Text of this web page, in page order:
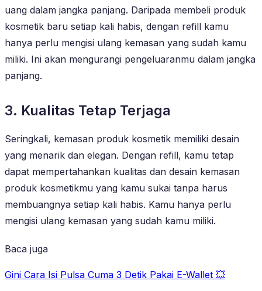
uang dalam jangka panjang. Daripada membeli produk
kosmetik baru setiap kali habis, dengan refill kamu
hanya perlu mengisi ulang kemasan yang sudah kamu
miliki. Ini akan mengurangi pengeluaranmu dalam jangka
panjang.
3. Kualitas Tetap Terjaga
Seringkali, kemasan produk kosmetik memiliki desain
yang menarik dan elegan. Dengan refill, kamu tetap
dapat mempertahankan kualitas dan desain kemasan
produk kosmetikmu yang kamu sukai tanpa harus
membuangnya setiap kali habis. Kamu hanya perlu
mengisi ulang kemasan yang sudah kamu miliki.
Baca juga
Gini Cara Isi Pulsa Cuma 3 Detik Pakai E-Wallet 💥